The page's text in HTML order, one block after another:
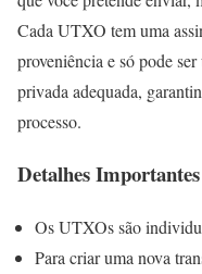
Cada UTXO tem uma
proveniência e só pode
privada adequada,
processo.
Detalhes
Os UTXOs são
Para criar uma nova